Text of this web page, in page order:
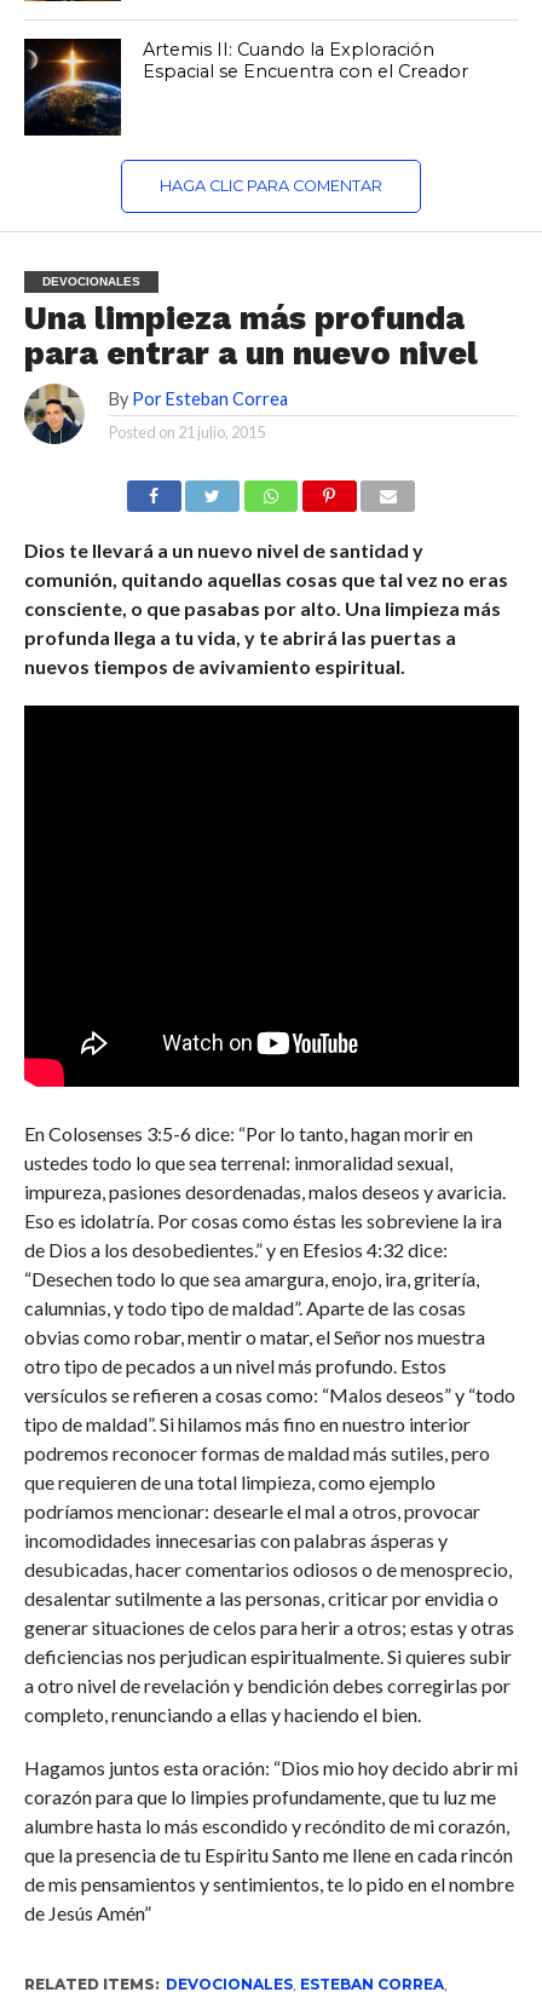
Artemis II: Cuando la Exploración
Espacial se Encuentra con el Creador
HAGA CLIC PARA COMENTAR
DEVOCIONALES
Una limpieza más profunda
para entrar a un nuevo nivel
By Por Esteban Correa
Posted on 21 julio, 2015
Dios te llevará a un nuevo nivel de santidad y
comunión, quitando aquellas cosas que tal vez no eras
consciente, o que pasabas por alto. Una limpieza más
profunda llega a tu vida, y te abrirá las puertas a
nuevos tiempos de avivamiento espiritual.
En Colosenses 3:5-6 dice: “Por lo tanto, hagan morir en
ustedes todo lo que sea terrenal: inmoralidad sexual,
impureza, pasiones desordenadas, malos deseos y avaricia.
Eso es idolatría. Por cosas como éstas les sobreviene la ira
de Dios a los desobedientes.” y en Efesios 4:32 dice:
“Desechen todo lo que sea amargura, enojo, ira, gritería,
calumnias, y todo tipo de maldad”. Aparte de las cosas
obvias como robar, mentir o matar, el Señor nos muestra
otro tipo de pecados a un nivel más profundo. Estos
versículos se refieren a cosas como: “Malos deseos” y “todo
tipo de maldad”. Si hilamos más fino en nuestro interior
podremos reconocer formas de maldad más sutiles, pero
que requieren de una total limpieza, como ejemplo
podríamos mencionar: desearle el mal a otros, provocar
incomodidades innecesarias con palabras ásperas y
desubicadas, hacer comentarios odiosos o de menosprecio,
desalentar sutilmente a las personas, criticar por envidia o
generar situaciones de celos para herir a otros; estas y otras
deficiencias nos perjudican espiritualmente. Si quieres subir
a otro nivel de revelación y bendición debes corregirlas por
completo, renunciando a ellas y haciendo el bien.
Hagamos juntos esta oración: “Dios mio hoy decido abrir mi
corazón para que lo limpies profundamente, que tu luz me
alumbre hasta lo más escondido y recóndito de mi corazón,
que la presencia de tu Espíritu Santo me llene en cada rincón
de mis pensamientos y sentimientos, te lo pido en el nombre
de Jesús Amén”
RELATED ITEMS: DEVOCIONALES, ESTEBAN CORREA,